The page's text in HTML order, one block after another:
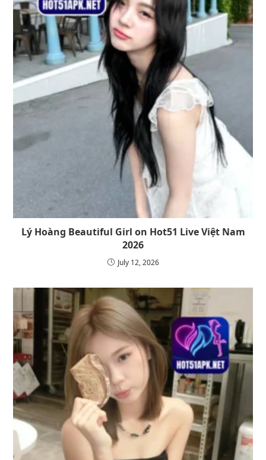
Lý Hoàng Beautiful Girl on Hot51 Live Việt Nam
2026
July 12, 2026